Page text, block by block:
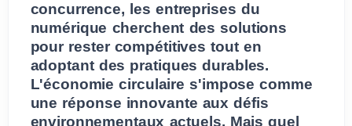
concurrence, les entreprises du
numérique cherchent des solutions
pour rester compétitives tout en
adoptant des pratiques durables.
L'économie circulaire s'impose comme
une réponse innovante aux défis
environnementaux actuels. Mais quel